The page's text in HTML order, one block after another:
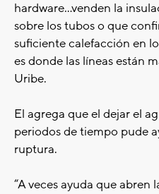
hardware…venden la
sobre los tubos o que
suficiente calefacción en
es donde las líneas están
Uribe.
El agrega que el dejar el
periodos de tiempo pude
ruptura.
“A veces ayuda que